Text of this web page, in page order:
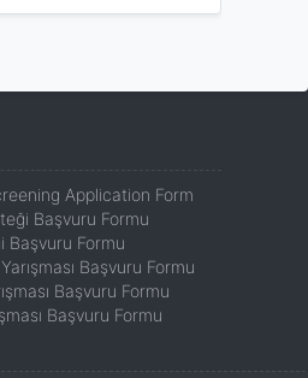
Application Form
Başvuru Formu
Başvuru Formu
Başvuru Formu
Başvuru Formu
Başvuru Formu